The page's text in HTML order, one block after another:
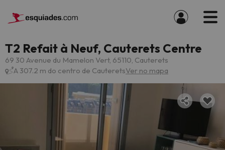
T2 Refait à Neuf, Cauterets Centre
69 30 Avenue du Mamelon Vert, 65110, Cauterets
A 307.2 m do centro de CauteretsVer no mapa